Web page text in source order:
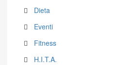
Dieta
Eventi
Fitness
H.I.T.A.